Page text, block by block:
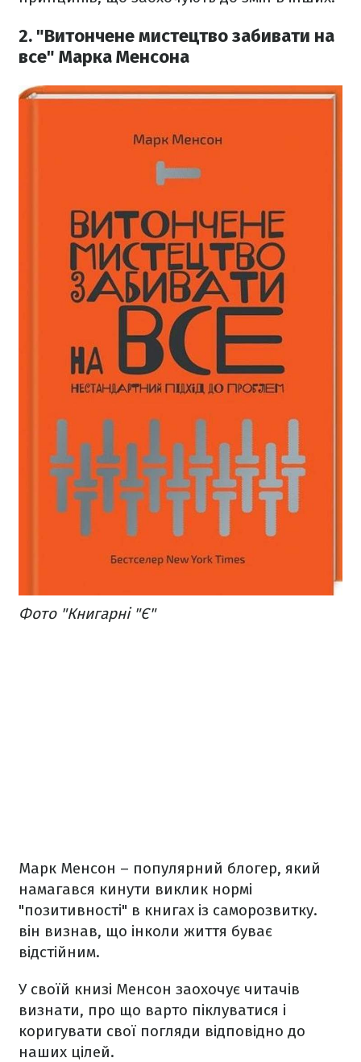
2. "Витончене мистецтво забивати на
все" Марка Менсона
Фото "Книгарні "Є"
Марк Менсон – популярний блогер, який
намагався кинути виклик нормі
"позитивності" в книгах із саморозвитку.
він визнав, що інколи життя буває
відстійним.
У своїй книзі Менсон заохочує читачів
визнати, про що варто піклуватися і
коригувати свої погляди відповідно до
наших цілей.